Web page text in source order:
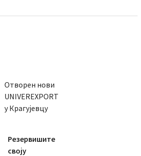
Отворен нови
UNIVEREXPORT
у Крагујевцу
Резервишите
своју